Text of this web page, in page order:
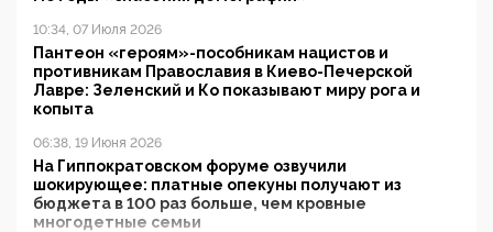
10:34, 07 Июля 2026
Пантеон «героям»-пособникам нацистов и
противникам Православия в Киево-Печерской
Лавре: Зеленский и Ко показывают миру рога и
копыта
06:38, 19 Июня 2026
На Гиппократовском форуме озвучили
шокирующее: платные опекуны получают из
бюджета в 100 раз больше, чем кровные
многодетные семьи